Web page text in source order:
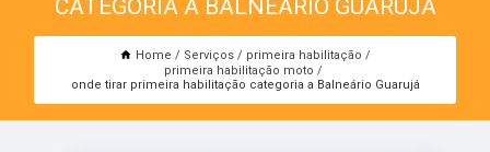
CATEGORIA A BALNEÁRIO GUARUJÁ
Home Serviços
primeira habilitação
primeira habilitação moto
onde tirar primeira habilitação categoria a Balneário Guarujá